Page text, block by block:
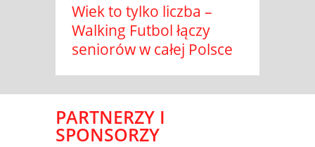
Wiek to tylko liczba –
Walking Futbol łączy
seniorów w całej Polsce
PARTNERZY I
SPONSORZY